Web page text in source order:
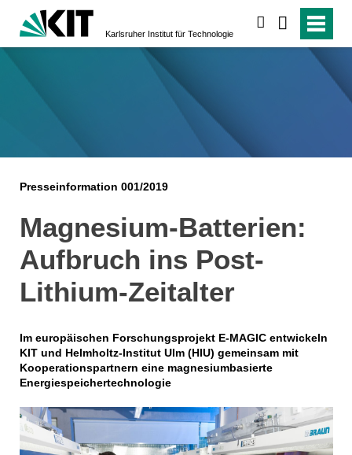
Karlsruher Institut für Technologie
Presseinformation 001/2019
Magnesium-Batterien:
Aufbruch ins Post-
Lithium-Zeitalter
Im europäischen Forschungsprojekt E-MAGIC entwickeln
KIT und Helmholtz-Institut Ulm (HIU) gemeinsam mit
Kooperationspartnern eine magnesiumbasierte
Energiespeichertechnologie